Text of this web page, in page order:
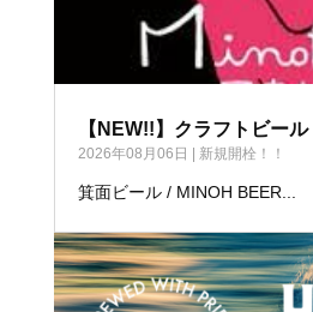
【NEW!!】クラフトビー
2026年08月06日 | 新規開栓！！
箕面ビール / MINOH BEER...